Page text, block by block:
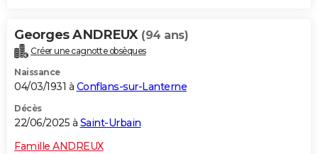
Georges ANDREUX (94 ans)
Créer une cagnotte obsèques
Naissance
04/03/1931 à Conflans-sur-Lanterne
Décès
22/06/2025 à Saint-Urbain
Famille ANDREUX